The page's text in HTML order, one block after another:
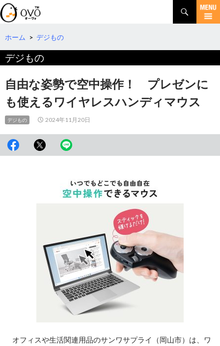
検
索
コ
テ
ツ
へ
ホーム > デジもの
デジもの
自由な姿勢で空中操作！ プレゼンに
も使えるワイヤレスハンディマウス
デジもの 2024年11月20日
オフィスや生活関連用品のサンワサプライ（岡山市）は、ワ